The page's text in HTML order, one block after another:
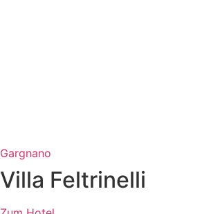
Gargnano
Villa Feltrinelli